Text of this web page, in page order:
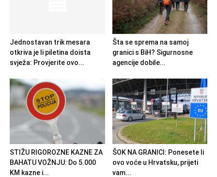
Jednostavan trik mesara
otkriva je li piletina doista
svježa: Provjerite ovo...
Šta se sprema na samoj
granici s BiH? Sigurnosne
agencije dobile...
STIŽU RIGOROZNE KAZNE ZA
BAHATU VOŽNJU: Do 5.000
KM kazne i...
ŠOK NA GRANICI: Ponesete li
ovo voće u Hrvatsku, prijeti
vam...